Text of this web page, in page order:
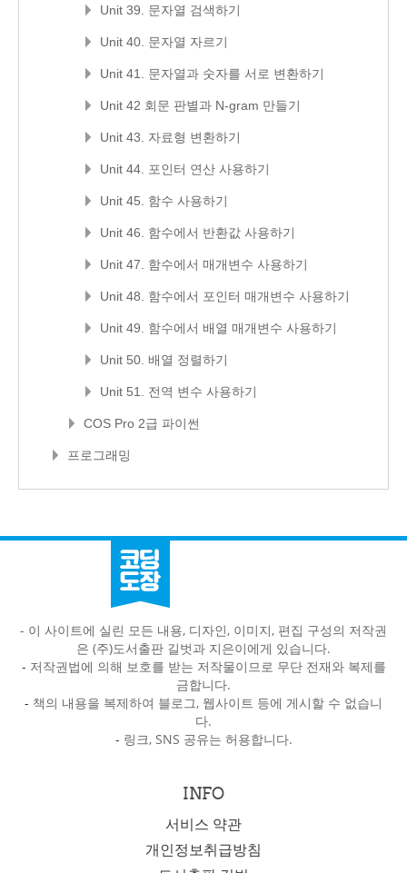
Unit 39. 문자열 검색하기
Unit 40. 문자열 자르기
Unit 41. 문자열과 숫자를 서로 변환하기
Unit 42 회문 판별과 N-gram 만들기
Unit 43. 자료형 변환하기
Unit 44. 포인터 연산 사용하기
Unit 45. 함수 사용하기
Unit 46. 함수에서 반환값 사용하기
Unit 47. 함수에서 매개변수 사용하기
Unit 48. 함수에서 포인터 매개변수 사용하기
Unit 49. 함수에서 배열 매개변수 사용하기
Unit 50. 배열 정렬하기
Unit 51. 전역 변수 사용하기
COS Pro 2급 파이썬
프로그래밍
- 이 사이트에 실린 모든 내용, 디자인, 이미지, 편집 구성의 저작권
은 (주)도서출판 길벗과 지은이에게 있습니다.
- 저작권법에 의해 보호를 받는 저작물이므로 무단 전재와 복제를
금합니다.
- 책의 내용을 복제하여 블로그, 웹사이트 등에 게시할 수 없습니
다.
- 링크, SNS 공유는 허용합니다.
INFO
서비스 약관
개인정보취급방침